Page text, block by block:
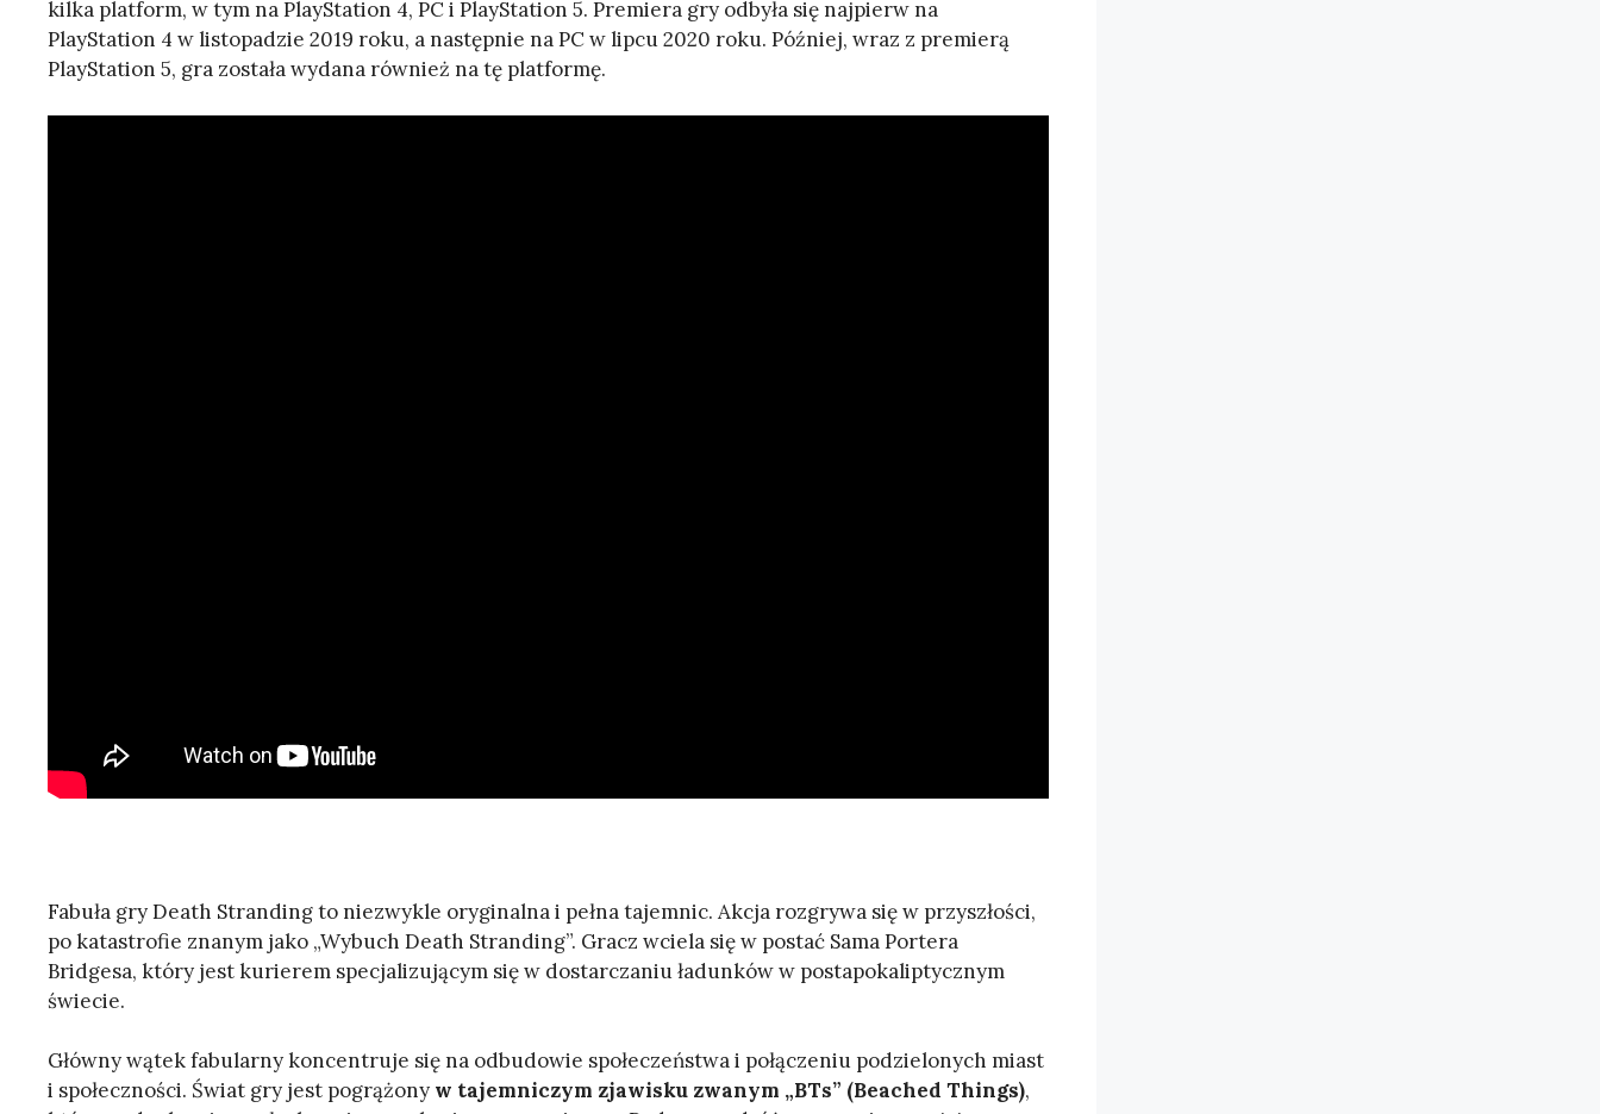
kilka platform, w tym na PlayStation 4, PC i PlayStation 5. Premiera gry odbyła się najpierw na
PlayStation 4 w listopadzie 2019 roku, a następnie na PC w lipcu 2020 roku. Później, wraz z premierą
PlayStation 5, gra została wydana również na tę platformę.
Fabuła gry Death Stranding to niezwykle oryginalna i pełna tajemnic. Akcja rozgrywa się w przyszłości,
po katastrofie znanym jako „Wybuch Death Stranding”. Gracz wciela się w postać Sama Portera
Bridgesa, który jest kurierem specjalizującym się w dostarczaniu ładunków w postapokaliptycznym
świecie.
Główny wątek fabularny koncentruje się na odbudowie społeczeństwa i połączeniu podzielonych miast
i społeczności. Świat gry jest pogrążony w tajemniczym zjawisku zwanym „BTs” (Beached Things),